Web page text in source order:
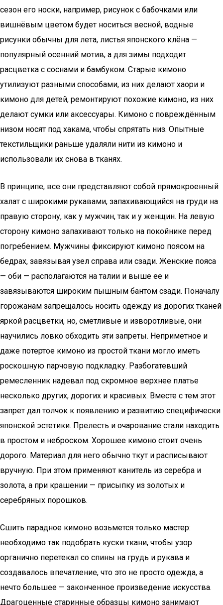
сезон его носки, например, рисунок с бабочками или
вишнёвым цветом будет носиться весной, водные
рисунки обычны для лета, листья японского клёна —
популярный осенний мотив, а для зимы подходит
расцветка с соснами и бамбуком. Старые кимоно
утилизуют разными способами, из них делают хаори и
кимоно для детей, ремонтируют похожие кимоно, из них
делают сумки или аксессуары. Кимоно с повреждённым
низом носят под хакама, чтобы спрятать низ. Опытные
текстильщики раньше удаляли нити из кимоно и
использовали их снова в тканях.
В принципе, все они представляют собой прямокроенный
халат с широкими рукавами, запахивающийся на груди на
правую сторону, как у мужчин, так и у женщин. На левую
сторону кимоно запахивают только на покойнике перед
погребением. Мужчины фиксируют кимоно поясом на
бедрах, завязывая узел справа или сзади. Женские пояса
— оби — располагаются на талии и выше ее и
завязываются широким пышным бантом сзади. Поначалу
горожанам запрещалось носить одежду из дорогих тканей
яркой расцветки, но, сметливые и изворотливые, они
научились ловко обходить эти запреты. Неприметное и
даже потертое кимоно из простой ткани могло иметь
роскошную парчовую подкладку. Разбогатевший
ремесленник надевал под скромное верхнее платье
несколько других, дорогих и красивых. Вместе с тем этот
запрет дал толчок к появлению и развитию специфически
японской эстетики. Прелесть и очарование стали находить
в простом и неброском. Хорошее кимоно стоит очень
дорого. Материал для него обычно ткут и расписывают
вручную. При этом применяют канитель из серебра и
золота, а при крашении — присыпку из золотых и
серебряных порошков.
Сшить парадное кимоно возьмется только мастер:
необходимо так подобрать куски ткани, чтобы узор
органично перетекал со спины на грудь и рукава и
создавалось впечатление, что это не просто одежда, а
нечто большее — законченное произведение искусства.
Драгоценные старинные образцы кимоно занимают